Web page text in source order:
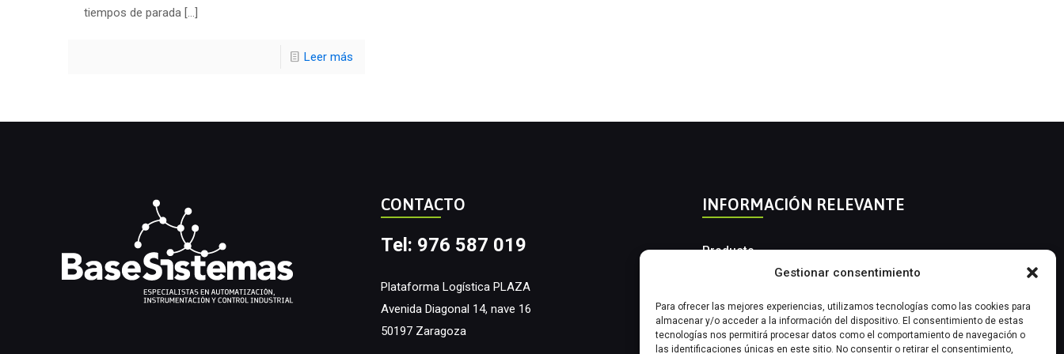
Gestionar consentimiento
Para ofrecer las mejores experiencias, utilizamos tecnologías como las cookies para
almacenar y/o acceder a la información del dispositivo. El consentimiento de estas
tecnologías nos permitirá procesar datos como el comportamiento de navegación o
las identificaciones únicas en este sitio. No consentir o retirar el consentimiento,
tiempos de parada[…]
Leer más
CONTACTO
Tel: 976 587 019
Plataforma Logística PLAZA
Avenida Diagonal 14, nave 16
50197 Zaragoza
INFORMACIÓN RELEVANTE
Producto
Instrumentación Industrial